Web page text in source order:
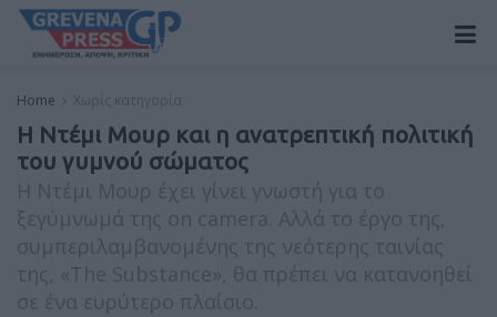
Home Χωρίς κατηγορία
Η Ντέμι Μουρ και η ανατρεπτική πολιτική
του γυμνού σώματος
Η Ντέμι Μουρ έχει γίνει γνωστή για το
ξεγύμνωμά της on camera. Αλλά το έργο της,
συμπεριλαμβανομένης της νεότερης ταινίας
της, «The Substance», θα πρέπει να κατανοηθεί
σε ένα ευρύτερο πλαίσιο.